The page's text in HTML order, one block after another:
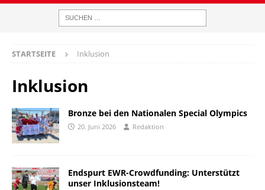
STARTSEITE Inklusion
Inklusion
Bronze bei den Nationalen Special Olympics
20. Juni 2026 Redaktion
Endspurt EWR-Crowdfunding: Unterstützt
unser Inklusionsteam!